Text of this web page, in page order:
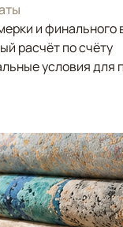
и финального
расчёт по счёту
условия для